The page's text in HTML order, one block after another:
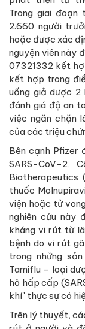
Trong giai
2.660 người
hoặc được xác
nguyện viên này
07321332 kết
kết hợp trong
uống giả dược 2
đánh giá độ an
việc ngăn chặn
của các triệu
Bên cạnh Pfizer
SARS-CoV-2,
thuốc
viện hoặc tử
nghiên cứu này
kháng vi rút từ
bệnh do vi rút
trong những
Tamiflu - loại
hô hấp cấp
khí" thực sự có
Trên lý thuyết,